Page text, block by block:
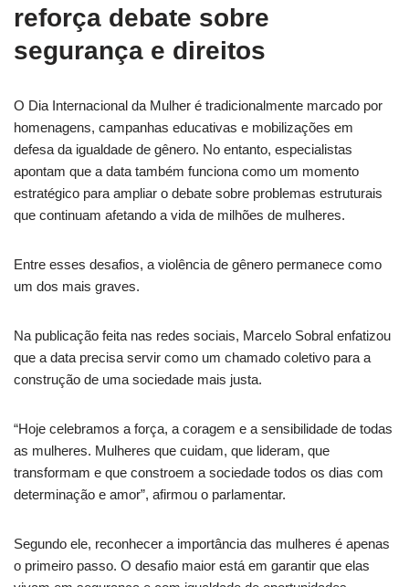
reforça debate sobre
segurança e direitos
O Dia Internacional da Mulher é tradicionalmente marcado por
homenagens, campanhas educativas e mobilizações em
defesa da igualdade de gênero. No entanto, especialistas
apontam que a data também funciona como um momento
estratégico para ampliar o debate sobre problemas estruturais
que continuam afetando a vida de milhões de mulheres.
Entre esses desafios, a violência de gênero permanece como
um dos mais graves.
Na publicação feita nas redes sociais, Marcelo Sobral enfatizou
que a data precisa servir como um chamado coletivo para a
construção de uma sociedade mais justa.
“Hoje celebramos a força, a coragem e a sensibilidade de todas
as mulheres. Mulheres que cuidam, que lideram, que
transformam e que constroem a sociedade todos os dias com
determinação e amor”, afirmou o parlamentar.
Segundo ele, reconhecer a importância das mulheres é apenas
o primeiro passo. O desafio maior está em garantir que elas